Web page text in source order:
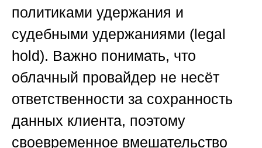
политиками удержания и
судебными удержаниями (legal
hold). Важно понимать, что
облачный провайдер не несёт
ответственности за сохранность
данных клиента, поэтому
своевременное вмешательство